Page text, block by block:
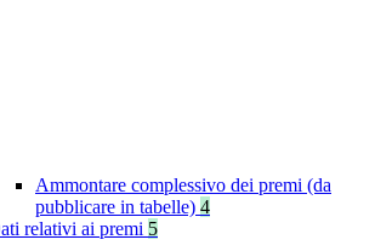
Ammontare complessivo dei premi (da
pubblicare in tabelle) 4
relativi ai premi 5